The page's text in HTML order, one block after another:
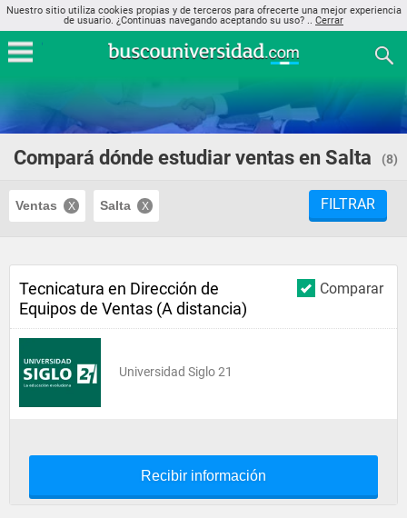
Nuestro sitio utiliza cookies propias y de terceros para ofrecerte una mejor experiencia
de usuario. ¿Continuas navegando aceptando su uso? .. Cerrar
Compará dónde estudiar ventas en Salta (8)
Ventas Salta FILTRAR
Comparar
Tecnicatura en Dirección de
Equipos de Ventas (A distancia)
Universidad Siglo 21
Recibir información